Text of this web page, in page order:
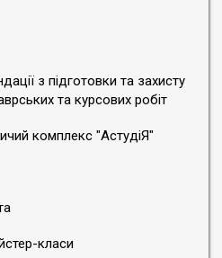
з підготовки та захисту
та курсових робіт
комплекс "АстудіЯ"
класи